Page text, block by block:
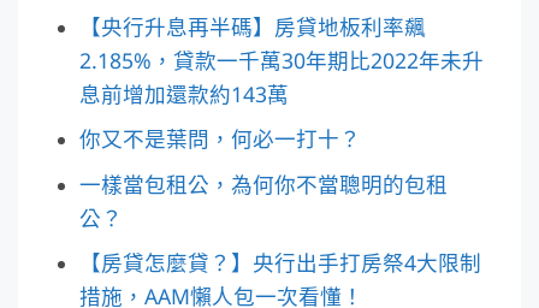
【央行升息再半碼】房貸地板利率飆
2.185%，貸款一千萬30年期比2022年未升
息前增加還款約143萬
你又不是葉問，何必一打十？
一樣當包租公，為何你不當聰明的包租
公？
【房貸怎麼貸？】央行出手打房祭4大限制
措施，AAM懶人包一次看懂！